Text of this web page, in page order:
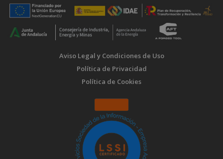
Aviso Legal y Condiciones de Uso
Política de Privacidad
Política de Cookies